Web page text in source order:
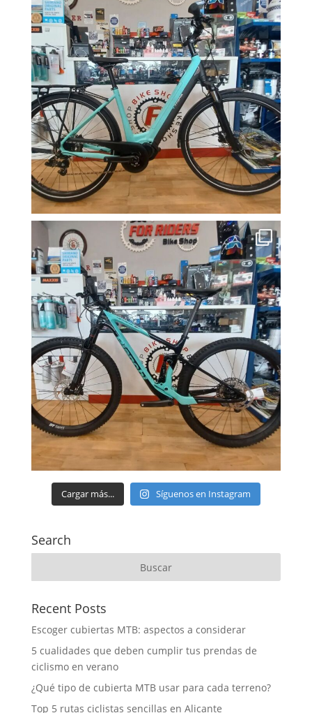
Cargar más... Síguenos en Instagram
Search
Recent Posts
Escoger cubiertas MTB: aspectos a considerar
5 cualidades que deben cumplir tus prendas de
ciclismo en verano
¿Qué tipo de cubierta MTB usar para cada terreno?
Top 5 rutas ciclistas sencillas en Alicante